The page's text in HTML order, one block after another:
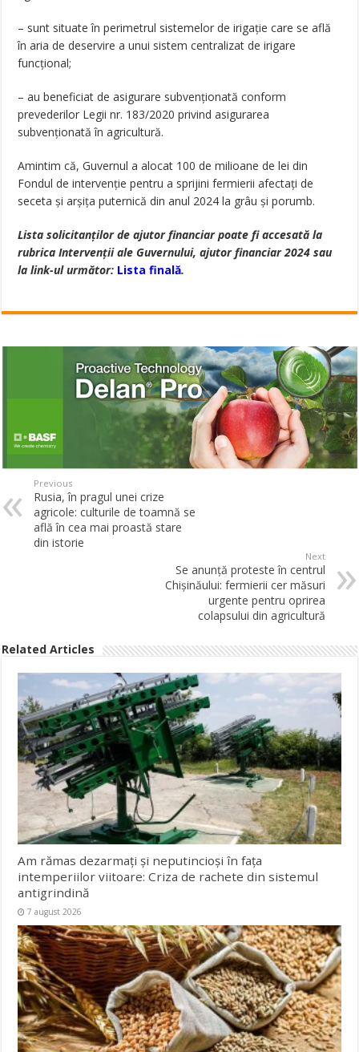
– sunt situate în perimetrul sistemelor de irigație care se află
în aria de deservire a unui sistem centralizat de irigare
funcțional;
– au beneficiat de asigurare subvenționată conform
prevederilor Legii nr. 183/2020 privind asigurarea
subvenționată în agricultură.
Amintim că, Guvernul a alocat 100 de milioane de lei din
Fondul de intervenție pentru a sprijini fermierii afectați de
seceta și arșița puternică din anul 2024 la grâu și porumb.
Lista solicitanților de ajutor financiar poate fi accesată la
rubrica Intervenții ale Guvernului, ajutor financiar 2024 sau
la link-ul următor: Lista finală.
Previous
Rusia, în pragul unei crize
agricole: culturile de toamnă se
află în cea mai proastă stare
din istorie
Next
Se anunță proteste în centrul
Chișinăului: fermierii cer măsuri
urgente pentru oprirea
colapsului din agricultură
Related Articles
Am rămas dezarmați și neputincioși în fața
intemperiilor viitoare: Criza de rachete din sistemul
antigrindină
7 august 2026